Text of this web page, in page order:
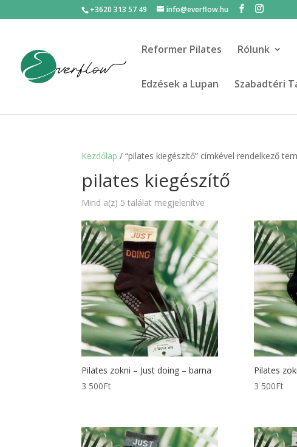
+3620 313 57 49 info@everflow.hu
Reformer Pilates Rólunk
Edzések a Lupan Szabadtéri
Kezdőlap / “pilates kiegészítő” címkével rendelkező
pilates kiegészítő
Mind a(z) 5 találat megjelenítve
Pilates zokni – Just doing – barna
3 500Ft
Pilates
3 500Ft